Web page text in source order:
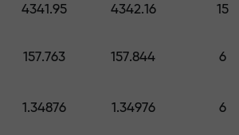
4341.95 4342.16 15
157.763 157.844 6
1.34876 1.34976 6